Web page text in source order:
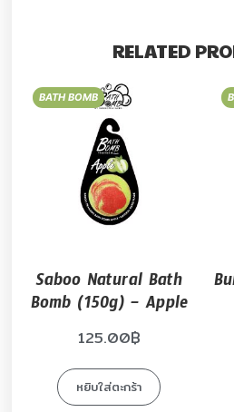
RELATED
BATH BOMB
Saboo Natural Bath
Bomb (150g) – Apple
125.00฿
หยิบใส่ตะกร้า